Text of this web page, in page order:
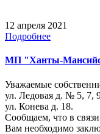
12 апреля 2021
Подробнее
МП "Ханты-
Уважаемые
ул. Ледовая д. № 5, 7,
ул. Конева д. 18.
Сообщаем, что в
Вам необходимо